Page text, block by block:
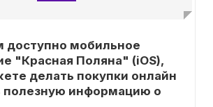
доступно мобильное
"Красная Поляна" (iOS),
делать покупки онлайн
полезную информацию о